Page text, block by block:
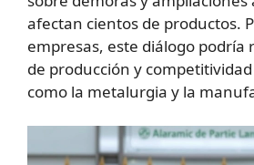
afectan cientos de productos.
empresas, este diálogo podría
de producción y
como la metalurgia y la